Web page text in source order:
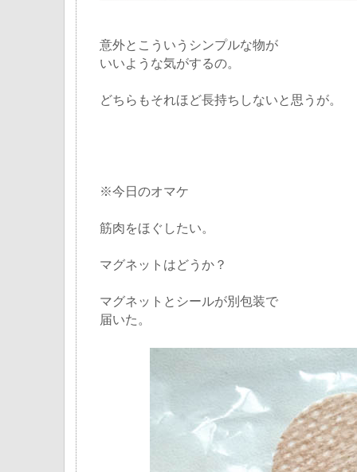
意外とこういうシンプルな物が
いいような気がするの。
どちらもそれほど長持ちしないと思うが。
※今日のオマケ
筋肉をほぐしたい。
マグネットはどうか？
マグネットとシールが別包装で
届いた。